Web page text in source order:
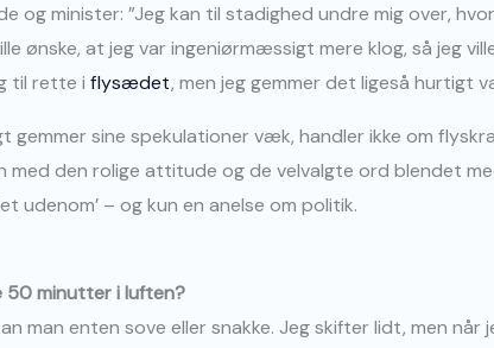
og minister: ”Jeg kan til stadighed undre mig over,
ønske, at jeg var ingeniørmæssigt mere klog, så jeg
til rette i flysædet, men jeg gemmer det ligeså hurtigt
gemmer sine spekulationer væk, handler ikke om
den rolige attitude og de velvalgte ord blendet
udenom’ – og kun en anelse om politik.
50 minutter i luften?
man enten sove eller snakke. Jeg skifter lidt, men når